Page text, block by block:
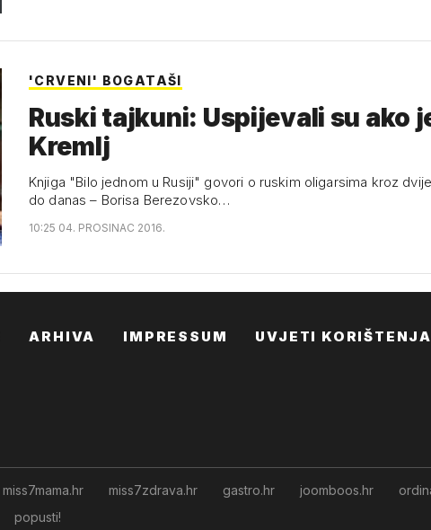
'CRVENI' BOGATAŠI
Ruski tajkuni: Uspijevali su ako
Kremlj
Knjiga "Bilo jednom u Rusiji" govori o ruskim oligarsima kroz
do danas – Borisa Berezovsko…
10:25 04. PROSINAC 2016.
ARHIVA IMPRESSUM UVJETI KORIŠTENJA
miss7mama.hr miss7zdrava.hr gastro.hr joomboos.hr
popusti!